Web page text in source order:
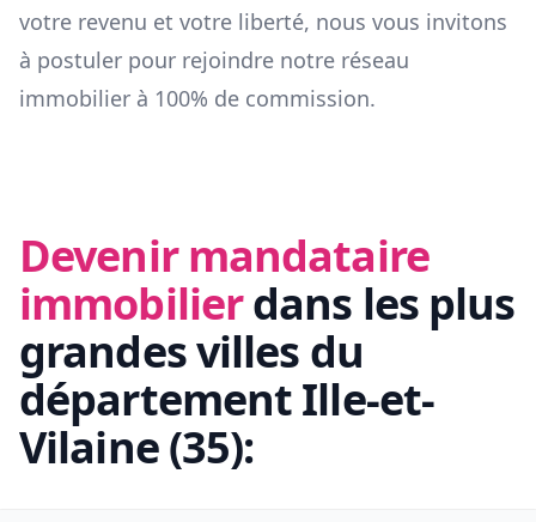
votre revenu et votre liberté, nous vous invitons
à postuler pour rejoindre notre réseau
immobilier à 100% de commission.
Devenir mandataire
immobilierdans les plus
grandes villes du
départementIlle-et-
Vilaine(35):